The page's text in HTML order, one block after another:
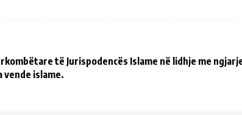
të Jurispodencës Islame në lidhje me
vende islame.